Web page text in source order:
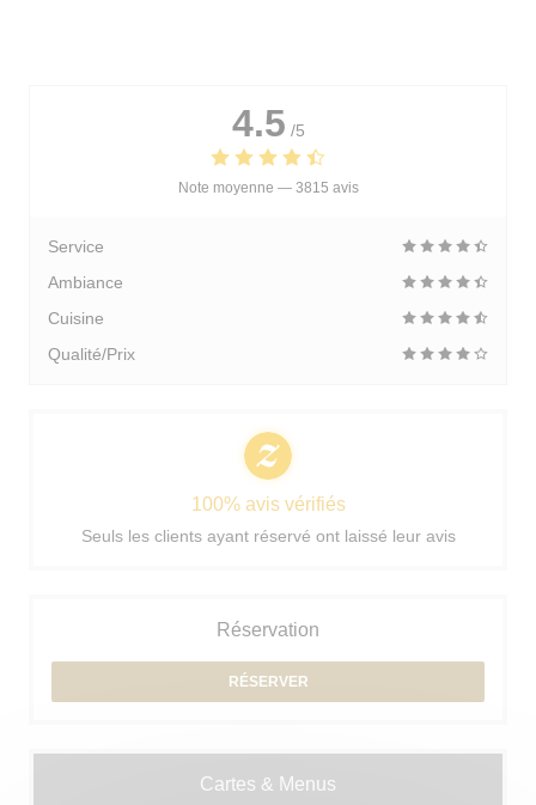
4.5 /5
Note moyenne — 3815 avis
Service
Ambiance
Cuisine
Qualité/Prix
100% avis vérifiés
Seuls les clients ayant réservé ont laissé leur avis
Réservation
RÉSERVER
Cartes & Menus